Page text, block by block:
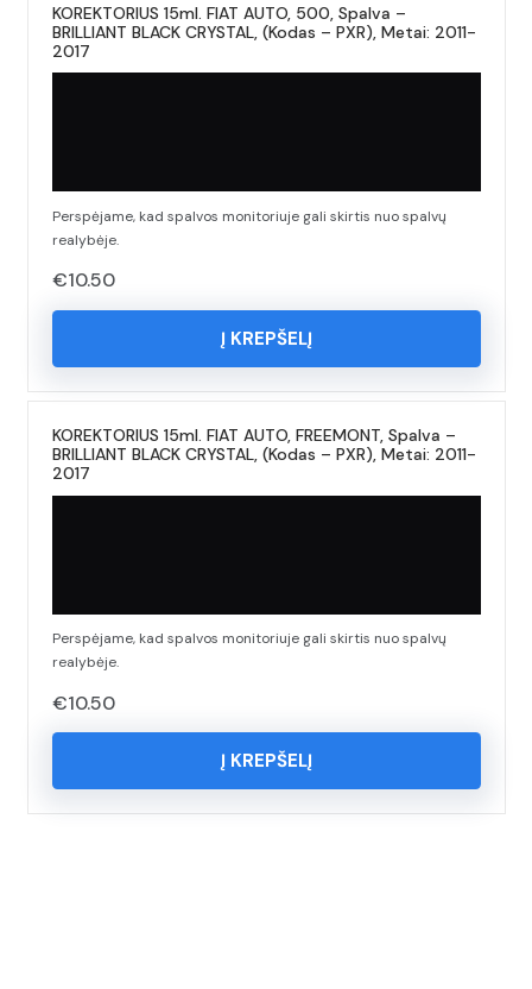
KOREKTORIUS 15ml. FIAT AUTO, 500, Spalva –
BRILLIANT BLACK CRYSTAL, (Kodas – PXR), Metai: 2011-
2017
Perspėjame, kad spalvos monitoriuje gali skirtis nuo spalvų
realybėje.
€10.50
Į KREPŠELĮ
KOREKTORIUS 15ml. FIAT AUTO, FREEMONT, Spalva –
BRILLIANT BLACK CRYSTAL, (Kodas – PXR), Metai: 2011-
2017
Perspėjame, kad spalvos monitoriuje gali skirtis nuo spalvų
realybėje.
€10.50
Į KREPŠELĮ